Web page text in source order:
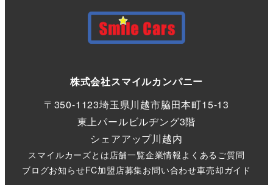
株式会社スマイルカンパニー
〒350-1123埼玉県川越市脇田本町15-13
東上パールビルヂング3階
シェアアップ川越内
スマイルカーズとは 店舗一覧企業情報 よくあるご質問
ブログお知らせFC加盟店募集お問い合わせ車売却ガイド